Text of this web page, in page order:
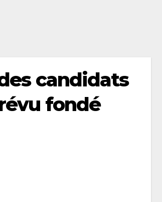
candidats
fondé